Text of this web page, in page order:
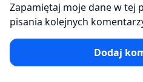
Zapamiętaj moje dane w tej
pisania kolejnych
Dodaj